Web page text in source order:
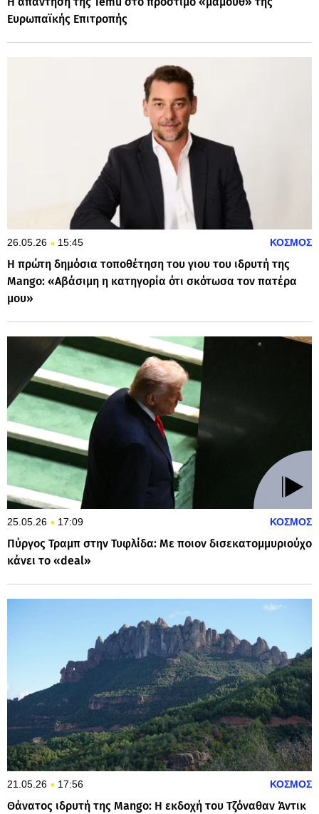
Ευρωπαϊκής Επιτροπής
26.05.26 15:45 ΚΟΣΜΟΣ
Η πρώτη δημόσια τοποθέτηση του γιου του ιδρυτή της
Mango: «Αβάσιμη η κατηγορία ότι σκότωσα τον πατέρα
μου»
25.05.26 17:09 ΚΟΣΜΟΣ
Πύργος Τραμπ στην Τυφλίδα: Με ποιον δισεκατομμυριούχο
κάνει το «deal»
21.05.26 17:56 ΚΟΣΜΟΣ
Θάνατος ιδρυτή της Mango: Η εκδοχή του Τζόναθαν Άντικ